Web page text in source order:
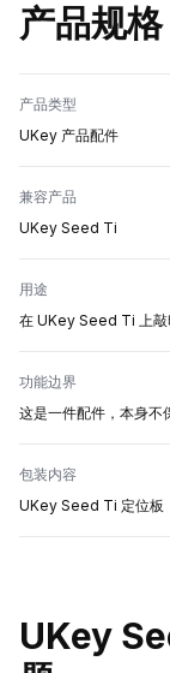
产品规格
产品类型
UKey 产品配件
兼容产品
UKey Seed Ti
用途
在 UKey Seed Ti 上敲
功能边界
这是一件配件，本身不
包装内容
UKey Seed Ti 定位板
UKey